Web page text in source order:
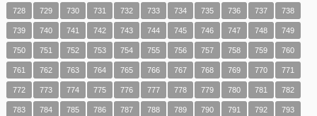
728 729 730 731 732 733 734 735 736 737 738
739 740 741 742 743 744 745 746 747 748 749
750 751 752 753 754 755 756 757 758 759 760
761 762 763 764 765 766 767 768 769 770 771
772 773 774 775 776 777 778 779 780 781 782
783 784 785 786 787 788 789 790 791 792 793